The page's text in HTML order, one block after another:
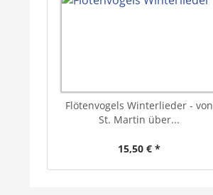
Flötenvogels Winterlieder - von
St. Martin über...
15,50 € *